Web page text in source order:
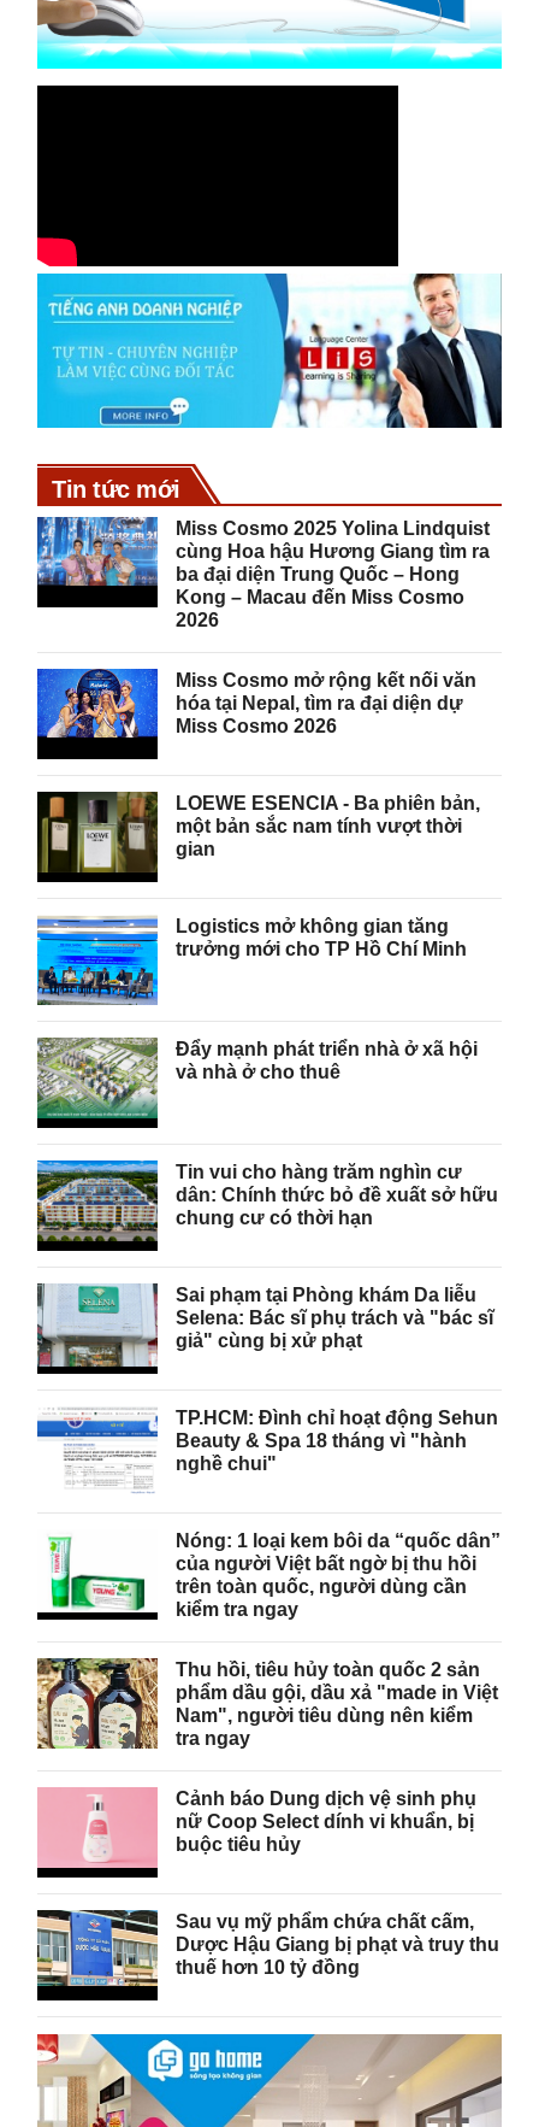
Tin tức mới
Miss Cosmo 2025 Yolina Lindquist
cùng Hoa hậu Hương Giang tìm ra
ba đại diện Trung Quốc – Hong
Kong – Macau đến Miss Cosmo
2026
Miss Cosmo mở rộng kết nối văn
hóa tại Nepal, tìm ra đại diện dự
Miss Cosmo 2026
LOEWE ESENCIA - Ba phiên bản,
một bản sắc nam tính vượt thời
gian
Logistics mở không gian tăng
trưởng mới cho TP Hồ Chí Minh
Đẩy mạnh phát triển nhà ở xã hội
và nhà ở cho thuê
Tin vui cho hàng trăm nghìn cư
dân: Chính thức bỏ đề xuất sở hữu
chung cư có thời hạn
Sai phạm tại Phòng khám Da liễu
Selena: Bác sĩ phụ trách và "bác sĩ
giả" cùng bị xử phạt
TP.HCM: Đình chỉ hoạt động Sehun
Beauty & Spa 18 tháng vì "hành
nghề chui"
Nóng: 1 loại kem bôi da “quốc dân”
của người Việt bất ngờ bị thu hồi
trên toàn quốc, người dùng cần
kiểm tra ngay
Thu hồi, tiêu hủy toàn quốc 2 sản
phẩm dầu gội, dầu xả "made in Việt
Nam", người tiêu dùng nên kiểm
tra ngay
Cảnh báo Dung dịch vệ sinh phụ
nữ Coop Select dính vi khuẩn, bị
buộc tiêu hủy
Sau vụ mỹ phẩm chứa chất cấm,
Dược Hậu Giang bị phạt và truy thu
thuế hơn 10 tỷ đồng